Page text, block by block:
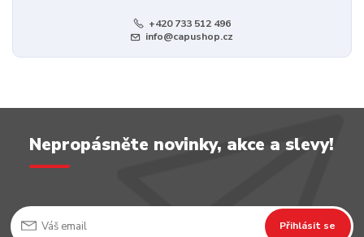
+420 733 512 496
info@capushop.cz
Nepropásněte novinky, akce a slevy!
Přihlásit se